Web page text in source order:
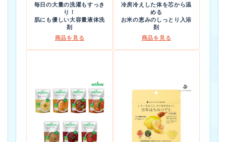
毎日の大量の洗濯もすっき
り！
肌にも優しい大容量液体洗
剤
商品を見る
冷房冷えした体を芯から温
める
お米の恵みのしっとり入浴
剤
商品を見る